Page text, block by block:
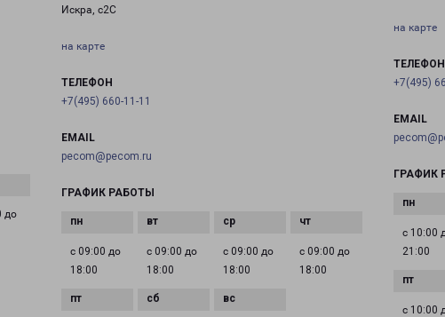
до
Искра, с2С
на карте
ТЕЛЕФОН
+7(495) 660-11-11
EMAIL
pecom@pecom.ru
ГРАФИК РАБОТЫ
с 09:00 до
18:00
с 09:00 до
18:00
с 09:00 до
18:00
с 09:00 до
18:00
на карте
ТЕЛЕФОН
+7(495)
EMAIL
ГРАФИК
с 10:00
21:00
с 10:00